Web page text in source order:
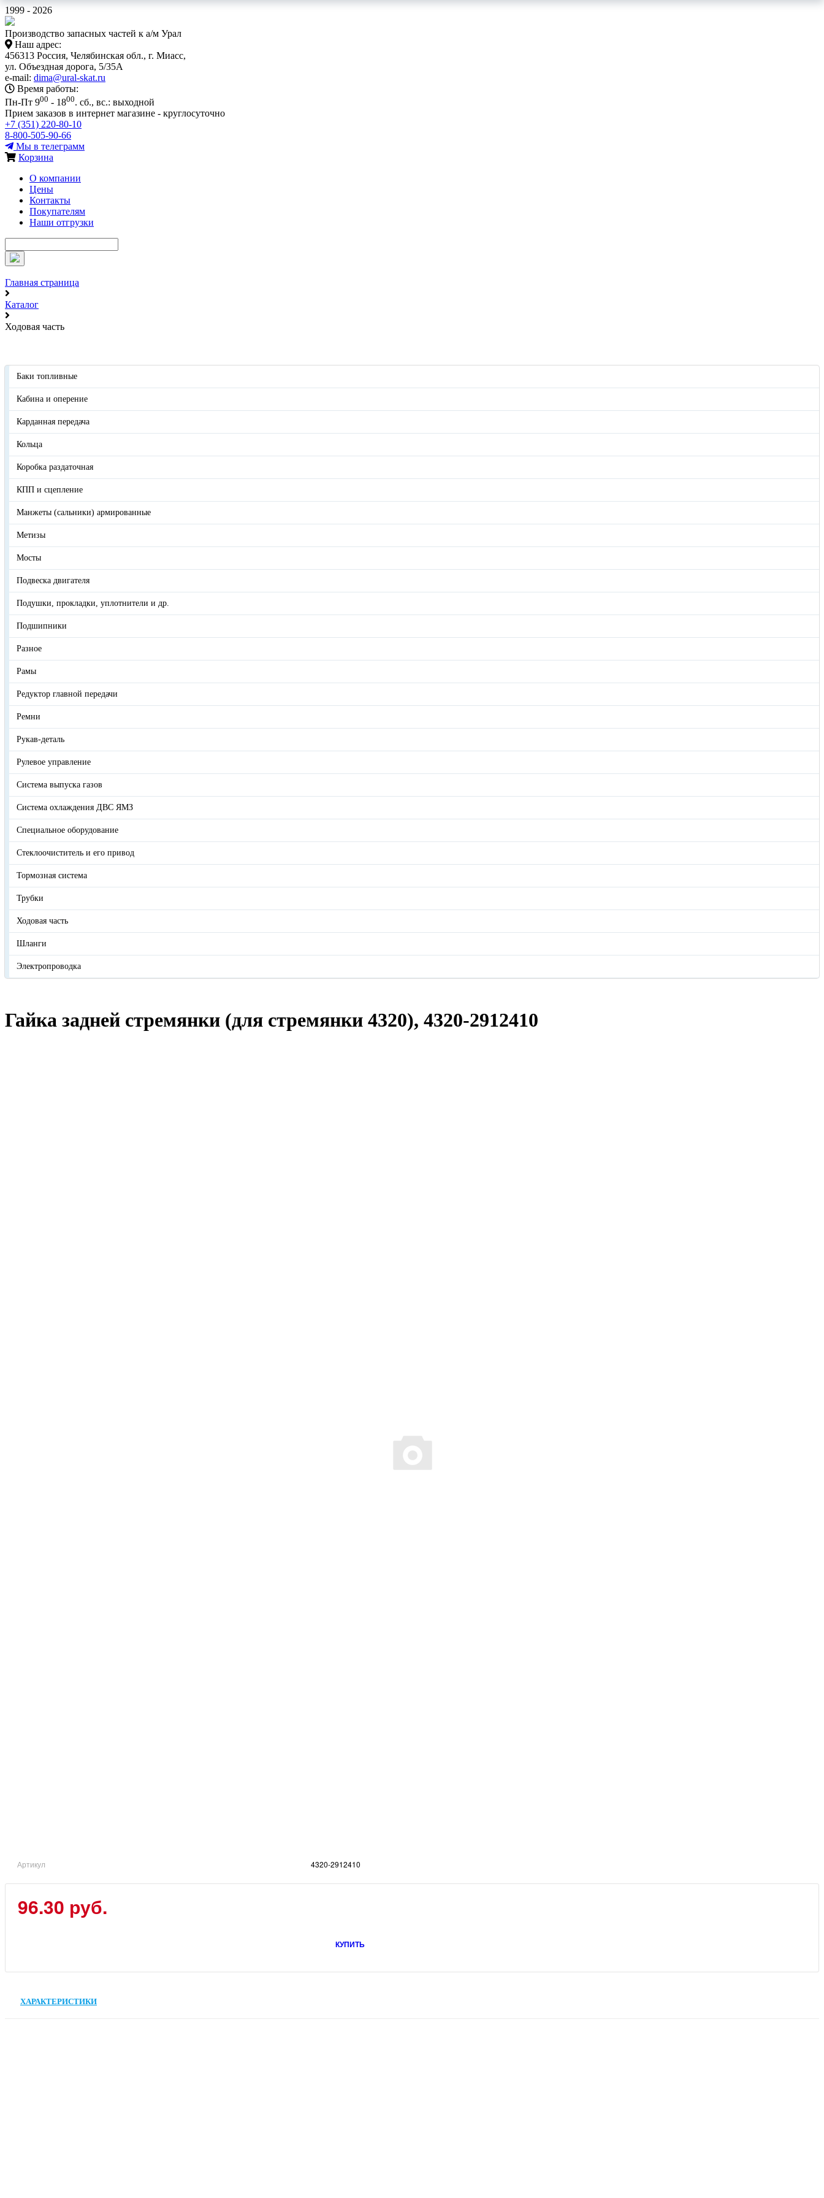
1999 - 2026
Производство запасных частей к а/м Урал
Наш адрес:
456313 Россия, Челябинская обл., г. Миасс,
ул. Объездная дорога, 5/35А
e-mail: dima@ural-skat.ru
Время работы:
Пн-Пт 900 - 1800. сб., вс.: выходной
Прием заказов в интернет магазине - круглосуточно
+7 (351) 220-80-10
8-800-505-90-66
Мы в телеграмм
Корзина
О компании
Цены
Контакты
Покупателям
Наши отгрузки
Главная страница
Каталог
Ходовая часть
Баки топливные
Кабина и оперение
Карданная передача
Кольца
Коробка раздаточная
КПП и сцепление
Манжеты (сальники) армированные
Метизы
Мосты
Подвеска двигателя
Подушки, прокладки, уплотнители и др.
Подшипники
Разное
Рамы
Редуктор главной передачи
Ремни
Рукав-деталь
Рулевое управление
Система выпуска газов
Система охлаждения ДВС ЯМЗ
Специальное оборудование
Стеклоочиститель и его привод
Тормозная система
Трубки
Ходовая часть
Шланги
Электропроводка
Гайка задней стремянки (для стремянки 4320), 4320-2912410
Артикул 4320-2912410
96.30 руб.
КУПИТЬ
ХАРАКТЕРИСТИКИ